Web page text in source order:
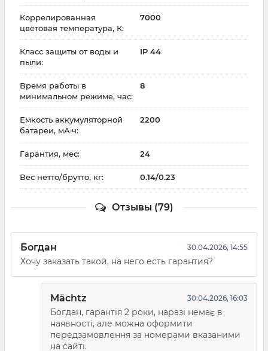
Коррелированная
цветовая температура, К:
7000
Класс защиты от воды и
пыли:
IP 44
Время работы в
минимальном режиме, час:
8
Емкость аккумуляторной
батареи, мА·ч:
2200
Гарантия, мес: 24
Вес нетто/брутто, кг: 0.14/0.23
Отзывы (79)
Богдан 30.04.2026, 14:55
Хочу заказать такой, на него есть гарантия?
Mächtz 30.04.2026, 16:03
Богдан, гарантія 2 роки, наразі немає в
наявності, але можна оформити
передзамовлення за номерами вказаними
на сайті.